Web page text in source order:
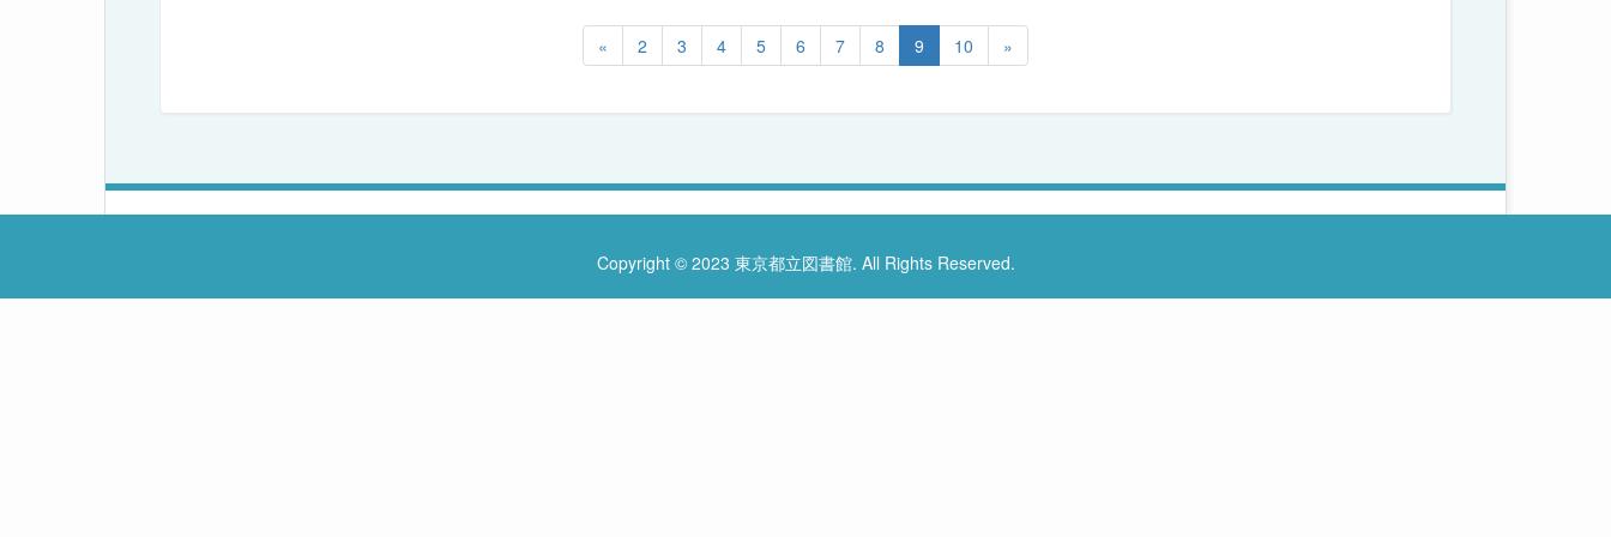
« 2 3 4 5 6 7 8 9 10 »
Copyright © 2023 東京都立図書館. All Rights Reserved.